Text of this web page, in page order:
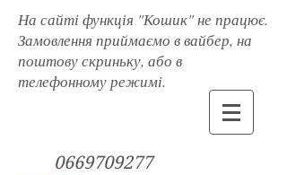
На сайті функція "Кошик" не працює.
Замовлення приймаємо в вайбер, на
поштову скриньку, або в
телефонному режимі.
0669709277